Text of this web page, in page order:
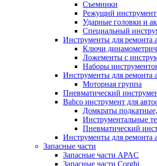
Съемники
Режущий инструмент
Ударные головки и
Специальный
Инструменты для ремонта
Ключи
Ложементы с
Наборы
Инструменты для ремонта
Моторная группа
Пневматический
Bahco инструмент для
Домкраты
Инструментальные
Пневматический
Инструменты для ремонта
Запасные части
Запасные части APAC
Запасные части Corghi